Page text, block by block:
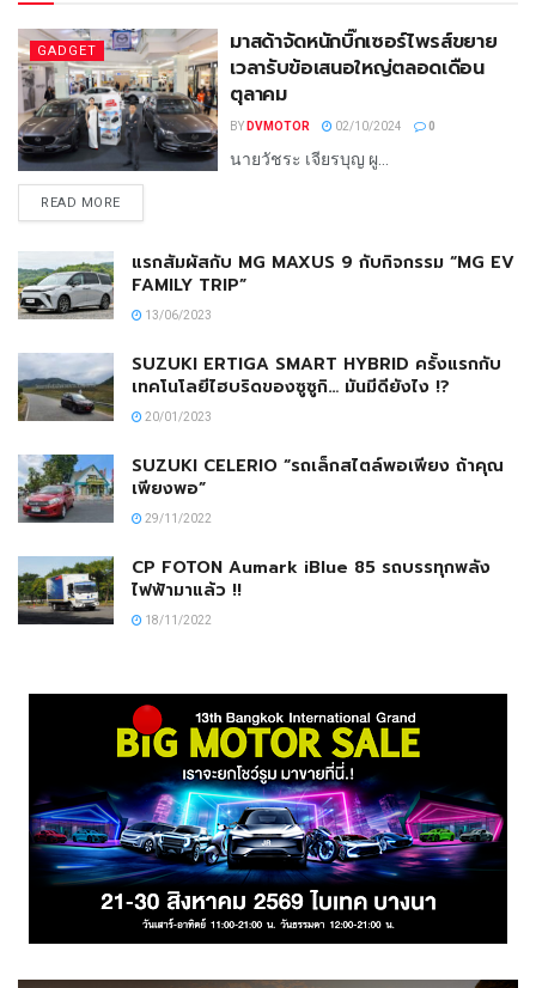
GADGET
มาสด้าจัดหนักบิ๊กเซอร์ไพรส์ขยาย
เวลารับข้อเสนอใหญ่ตลอดเดือน
ตุลาคม
BY DVMOTOR 02/10/2024 0
นายวัชระ เจียรบุญ ผู...
READ MORE
แรกสัมผัสกับ MG MAXUS 9 กับกิจกรรม “MG EV
FAMILY TRIP”
13/06/2023
SUZUKI ERTIGA SMART HYBRID ครั้งแรกกับ
เทคโนโลยีไฮบริดของซูซูกิ… มันมีดียังไง !?
20/01/2023
SUZUKI CELERIO “รถเล็กสไตล์พอเพียง ถ้าคุณ
เพียงพอ”
29/11/2022
CP FOTON Aumark iBlue 85 รถบรรทุกพลัง
ไฟฟ้ามาแล้ว !!
18/11/2022